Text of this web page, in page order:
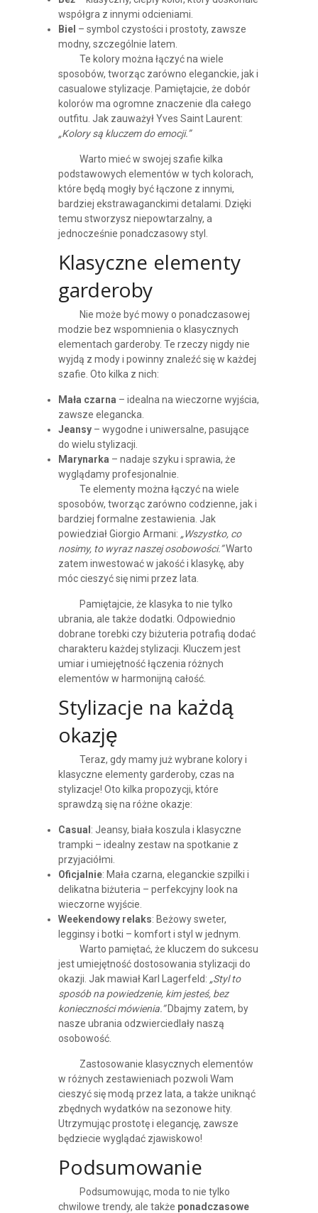
współgra z innymi odcieniami.
Biel – symbol czystości i prostoty, zawsze
modny, szczególnie latem.
Te kolory można łączyć na wiele
sposobów, tworząc zarówno eleganckie, jak i
casualowe stylizacje. Pamiętajcie, że dobór
kolorów ma ogromne znaczenie dla całego
outfitu. Jak zauważył Yves Saint Laurent:
„Kolory są kluczem do emocji.”
Warto mieć w swojej szafie kilka
podstawowych elementów w tych kolorach,
które będą mogły być łączone z innymi,
bardziej ekstrawaganckimi detalami. Dzięki
temu stworzysz niepowtarzalny, a
jednocześnie ponadczasowy styl.
Klasyczne elementy
garderoby
Nie może być mowy o ponadczasowej
modzie bez wspomnienia o klasycznych
elementach garderoby. Te rzeczy nigdy nie
wyjdą z mody i powinny znaleźć się w każdej
szafie. Oto kilka z nich:
Mała czarna – idealna na wieczorne wyjścia,
zawsze elegancka.
Jeansy– wygodne i uniwersalne, pasujące
do wielu stylizacji.
Marynarka – nadaje szyku i sprawia, że
wyglądamy profesjonalnie.
Te elementy można łączyć na wiele
sposobów, tworząc zarówno codzienne, jak i
bardziej formalne zestawienia. Jak
powiedział Giorgio Armani: „Wszystko, co
nosimy, to wyraz naszej osobowości.”Warto
zatem inwestować w jakość i klasykę, aby
móc cieszyć się nimi przez lata.
Pamiętajcie, że klasyka to nie tylko
ubrania, ale także dodatki. Odpowiednio
dobrane torebki czy biżuteria potrafią dodać
charakteru każdej stylizacji. Kluczem jest
umiar i umiejętność łączenia różnych
elementów w harmonijną całość.
Stylizacje na każdą
okazję
Teraz, gdy mamy już wybrane kolory i
klasyczne elementy garderoby, czas na
stylizacje! Oto kilka propozycji, które
sprawdzą się na różne okazje:
Casual : Jeansy, biała koszula i klasyczne
trampki – idealny zestaw na spotkanie z
przyjaciółmi.
Oficjalnie: Mała czarna, eleganckie szpilki i
delikatna biżuteria – perfekcyjny look na
wieczorne wyjście.
Weekendowy relaks: Beżowy sweter,
legginsy i botki – komfort i styl w jednym.
Warto pamiętać, że kluczem do sukcesu
jest umiejętność dostosowania stylizacji do
okazji. Jak mawiał Karl Lagerfeld: „Styl to
sposób na powiedzenie, kim jesteś, bez
konieczności mówienia.”Dbajmy zatem, by
nasze ubrania odzwierciedlały naszą
osobowość.
Zastosowanie klasycznych elementów
w różnych zestawieniach pozwoli Wam
cieszyć się modą przez lata, a także uniknąć
zbędnych wydatków na sezonowe hity.
Utrzymując prostotę i elegancję, zawsze
będziecie wyglądać zjawiskowo!
Podsumowanie
Podsumowując, moda to nie tylko
chwilowe trendy, ale także ponadczasowe